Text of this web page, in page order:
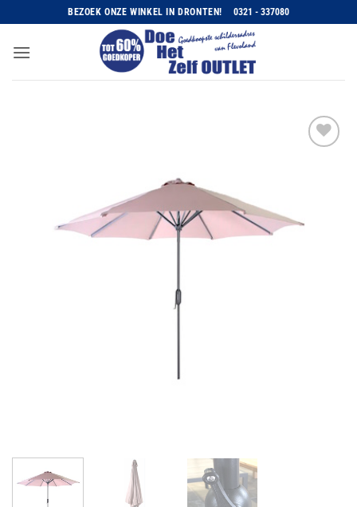
naar
inhoud
BEZOEK ONZE WINKEL IN DRONTEN! 0321 - 337080